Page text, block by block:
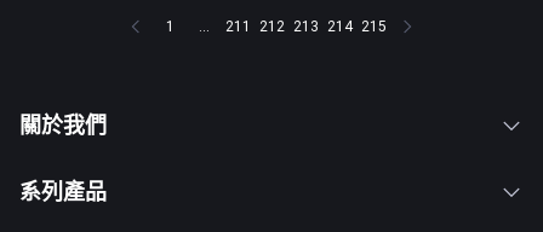
1 ... 211 212 213 214 215
關於我們
系列產品